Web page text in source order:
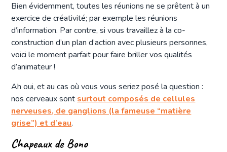
Bien évidemment, toutes les réunions ne se prêtent à un
exercice de créativité; par exemple les réunions
d’information. Par contre, si vous travaillez à la co-
construction d’un plan d’action avec plusieurs personnes,
voici le moment parfait pour faire briller vos qualités
d’animateur !
Ah oui, et au cas où vous vous seriez posé la question :
nos cerveaux sont surtout composés de cellules
nerveuses, de ganglions (la fameuse “matière
grise”) et d’eau.
Chapeaux de Bono